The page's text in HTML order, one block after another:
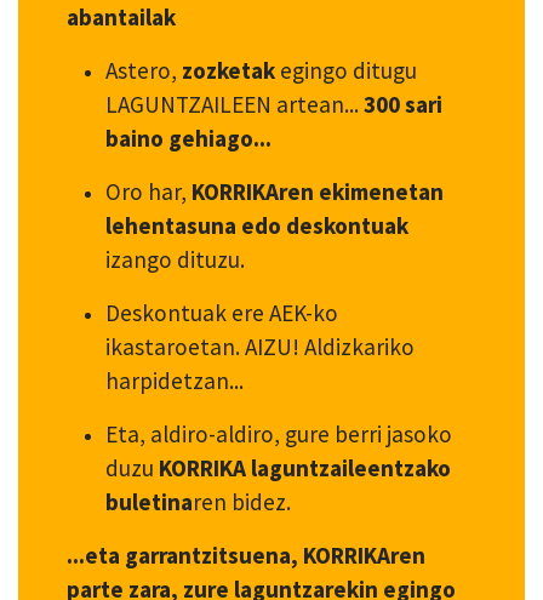
abantailak
Astero, zozketak egingo ditugu
LAGUNTZAILEEN artean...300 sari
baino gehiago...
Oro har, KORRIKAren ekimenetan
lehentasuna edo deskontuak
izango dituzu.
Deskontuak ere AEK-ko
ikastaroetan. AIZU! Aldizkariko
harpidetzan...
Eta, aldiro-aldiro, gure berri jasoko
duzu KORRIKA laguntzaileentzako
buletinaren bidez.
...eta garrantzitsuena, KORRIKAren
parte zara, zure laguntzarekin egingo